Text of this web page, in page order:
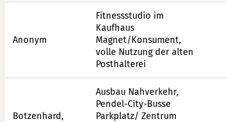
Anonym
Fitnessstudio im
Kaufhaus
Magnet/Konsument,
volle Nutzung der alten
Posthalterei
Botzenhard,
Ausbau Nahverkehr,
Pendel-City-Busse
Parkplatz/ Zentrum